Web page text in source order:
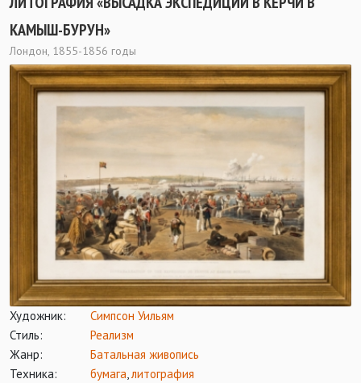
КАМЫШ-БУРУН»
Лондон, 1855-1856 годы
Художник:
Симпсон Уильям
Стиль:
Реализм
Жанр:
Батальная живопись
Техника:
бумага литография